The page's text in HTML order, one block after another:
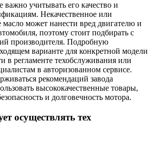
учитывать его качество и
Некачественное или
масло может нанести вред двигателю и
поэтому стоит подбирать с
производителя. Подробную
варианте для конкретной модели
в регламенте техобслуживания или
в авторизованном сервисе.
рекомендаций завода
высококачественные товары,
и долговечность мотора.
осуществлять тех